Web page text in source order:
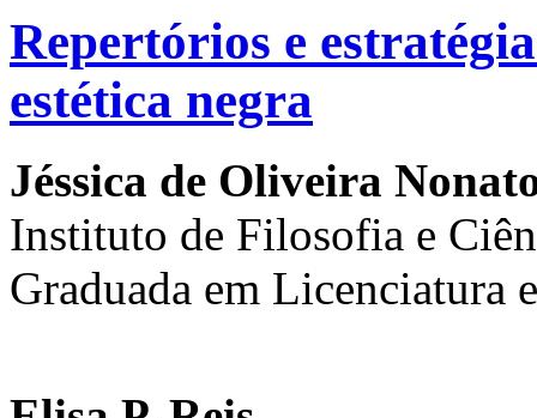
Repertórios e
estética negra
Jéssica de Oliveira
Instituto de Filosofia e
Graduada em Licenciatura